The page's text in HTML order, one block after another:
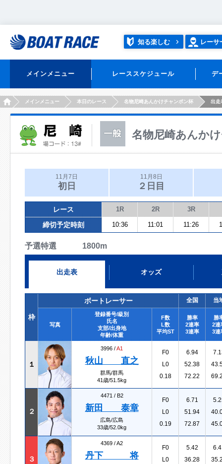
知る楽しむ レーサ
メインメニュー レーススケジュール デ
HOMEメインメニュー 本日のレース 名物尼崎あんかけチャンポン杯 出走
名物尼崎あんか
11月7日
初日
11月8日
２日目
レース 1R 2R 3R
締切予定時刻 10:36 11:01 11:26
予選特選 1800m
出走表 オッズ
枠
ボートレーサー 全国 当
写真
登録番号/級別
氏名
支部/出身地
年齢/体重
F数
L数
平均ST
勝率
2連率
3連率
勝
2連
3連
１
3996 /A1
秋山 直之
群馬/群馬
41歳/51.5kg
F0
L0
0.18
6.94
52.38
72.22
２
4471 / B2
新田 泰章
広島/広島
33歳/52.0kg
F0
L0
0.19
6.71
51.94
72.87
３
4369 /A2
丹下 将
F0
L0
5.42
36.28